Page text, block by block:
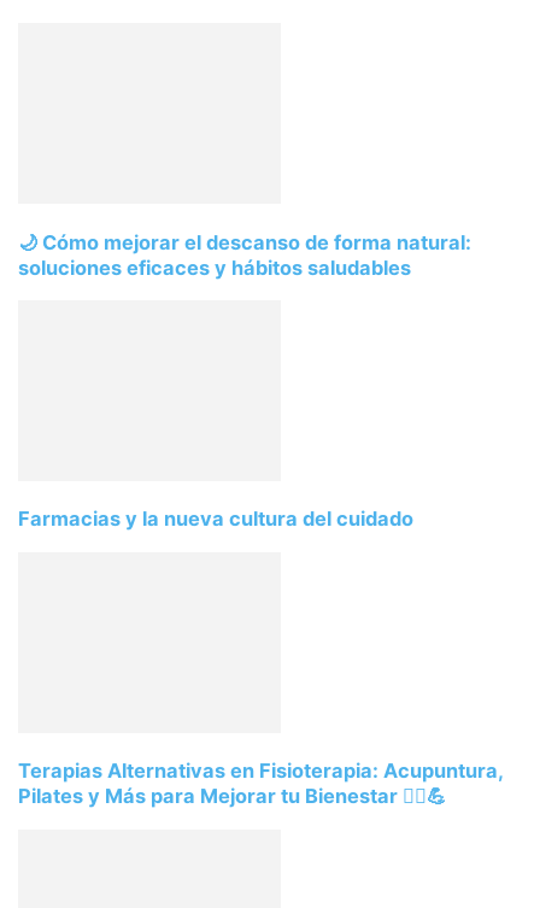
🌙 Cómo mejorar el descanso de forma natural:
soluciones eficaces y hábitos saludables
Farmacias y la nueva cultura del cuidado
Terapias Alternativas en Fisioterapia: Acupuntura,
Pilates y Más para Mejorar tu Bienestar 💆‍♂️💪